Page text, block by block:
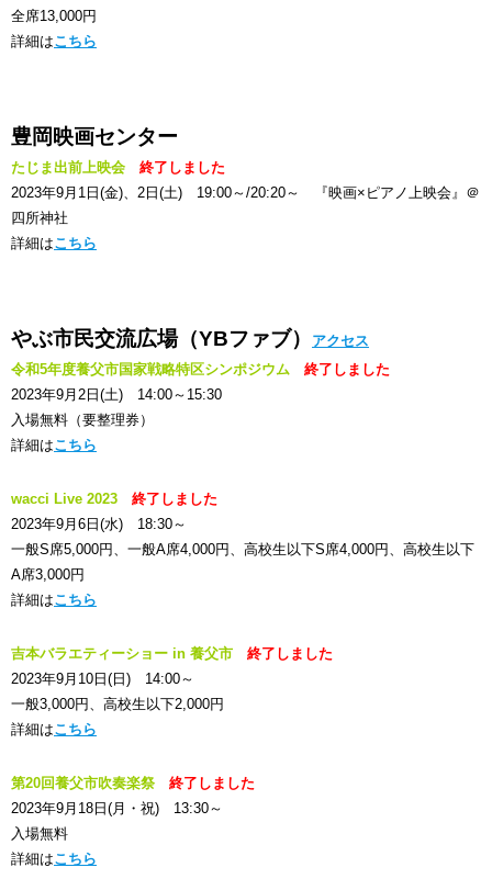
全席13,000円
詳細はこちら
豊岡映画センター
たじま出前上映会 終了しました
2023年9月1日(金)、2日(土) 19:00～/20:20～ 『映画×ピアノ上映会』＠
四所神社
詳細はこちら
やぶ市民交流広場（YBファブ）
アクセス
令和5年度養父市国家戦略特区シンポジウム 終了しました
2023年9月2日(土) 14:00～15:30
入場無料（要整理券）
詳細はこちら
wacci Live 2023 終了しました
2023年9月6日(水) 18:30～
一般S席5,000円、一般A席4,000円、高校生以下S席4,000円、高校生以下
A席3,000円
詳細はこちら
吉本バラエティーショー in 養父市 終了しました
2023年9月10日(日) 14:00～
一般3,000円、高校生以下2,000円
詳細はこちら
第20回養父市吹奏楽祭 終了しました
2023年9月18日(月・祝) 13:30～
入場無料
詳細はこちら